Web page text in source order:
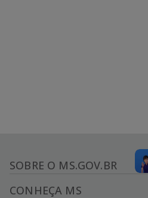
SOBRE O MS.GOV.BR
CONHEÇA MS